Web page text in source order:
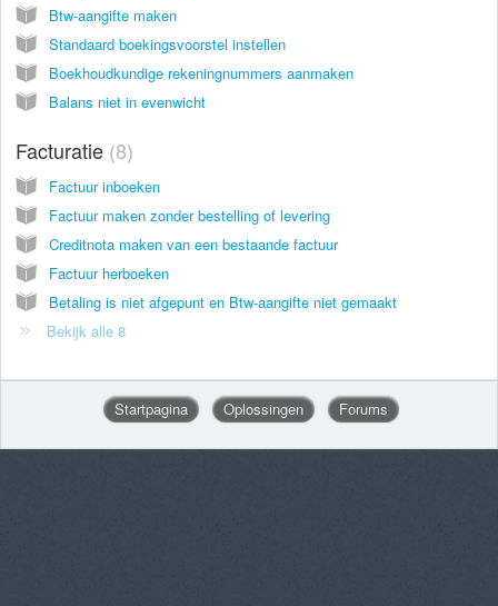
Btw-aangifte maken
Standaard boekingsvoorstel instellen
Boekhoudkundige rekeningnummers aanmaken
Balans niet in evenwicht
Facturatie 8
Factuur inboeken
Factuur maken zonder bestelling of levering
Creditnota maken van een bestaande factuur
Factuur herboeken
Betaling is niet afgepunt en Btw-aangifte niet gemaakt
Bekijk alle 8
Startpagina Oplossingen Forums